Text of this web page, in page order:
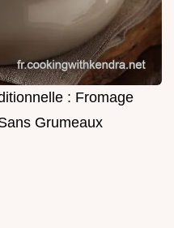
: Fromage
Grumeaux